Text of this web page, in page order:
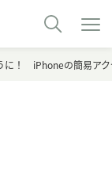
に！ iPhoneの簡易ア